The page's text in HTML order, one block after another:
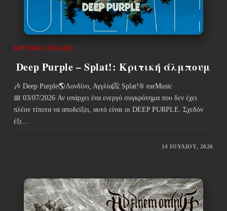
ΚΡΙΤΙΚΈΣ ΔΊΣΚΩΝ
Deep Purple – Splat!: Κριτική άλμπουμ
🎶 Deep Purple🌎Λονδίνο, Αγγλία📀 Splat!® earMusic
📅 03/07/2026 Αν υπάρχει ένα ενεργό συγκρότημα που δεν έχει
πλέον τίποτα να αποδείξει, αυτό είναι οι DEEP PURPLE. Σχεδόν
έξι…
14 ΙΟΥΛΊΟΥ, 2026